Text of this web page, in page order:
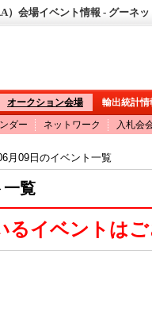
）会場イベント情報 - グーネ
オークション会場
輸出統計情
ダー ネットワーク 入札会
月09日のイベント一覧
一覧
るイベントは